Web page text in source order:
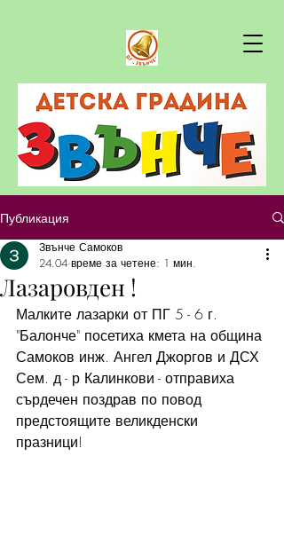
Публикация
Лазаровден !
Звънче Самоков
24.04 време за четене: 1 мин.
Малките лазарки от ПГ 5 - 6 г.
"Балонче" посетиха кмета на община
Самоков инж. Ангел Джоргов и ДСХ
Сем. д - р Калинкови - отправиха
сърдечен поздрав по повод
предстоящите великденски
празници!